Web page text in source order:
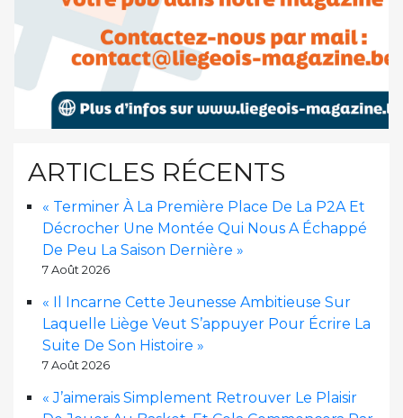
ARTICLES RÉCENTS
« Terminer À La Première Place De La P2A Et
Décrocher Une Montée Qui Nous A Échappé
De Peu La Saison Dernière »
7 Août 2026
« Il Incarne Cette Jeunesse Ambitieuse Sur
Laquelle Liège Veut S’appuyer Pour Écrire La
Suite De Son Histoire »
7 Août 2026
« J’aimerais Simplement Retrouver Le Plaisir